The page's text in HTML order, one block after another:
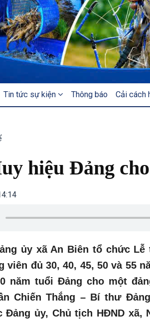
Tin tức sự kiện Thông báo Cải cách
hiệu Đảng
ủy xã An Biên tổ chức
viên đủ 30, 40, 45, 50 và 55
năm tuổi Đảng cho một
Chiến Thắng – Bí thư
Đảng ủy, Chủ tịch HĐND xã,